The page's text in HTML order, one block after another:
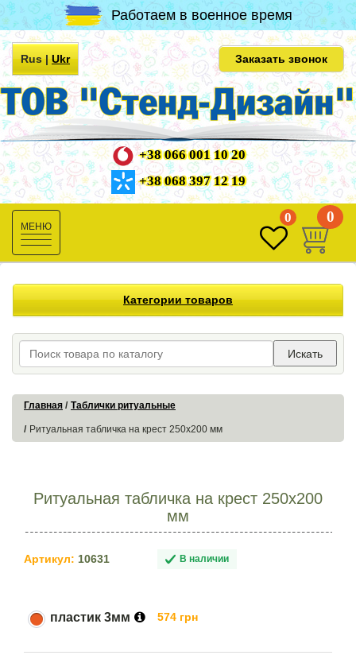
Работаем в военное время
Rus|Ukr Заказать звонок
+38 066 001 10 20
+38 068 397 12 19
Toggle
navigation
0 0
Категории товаров
Искать
Главная Таблички ритуальные
Ритуальная табличка на крест 250х200 мм
Ритуальная табличка на крест 250х200
мм
Артикул: 10631 В наличии
пластик 3мм 574 грн